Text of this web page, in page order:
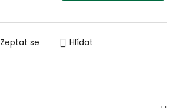
Zeptat se Hlídat